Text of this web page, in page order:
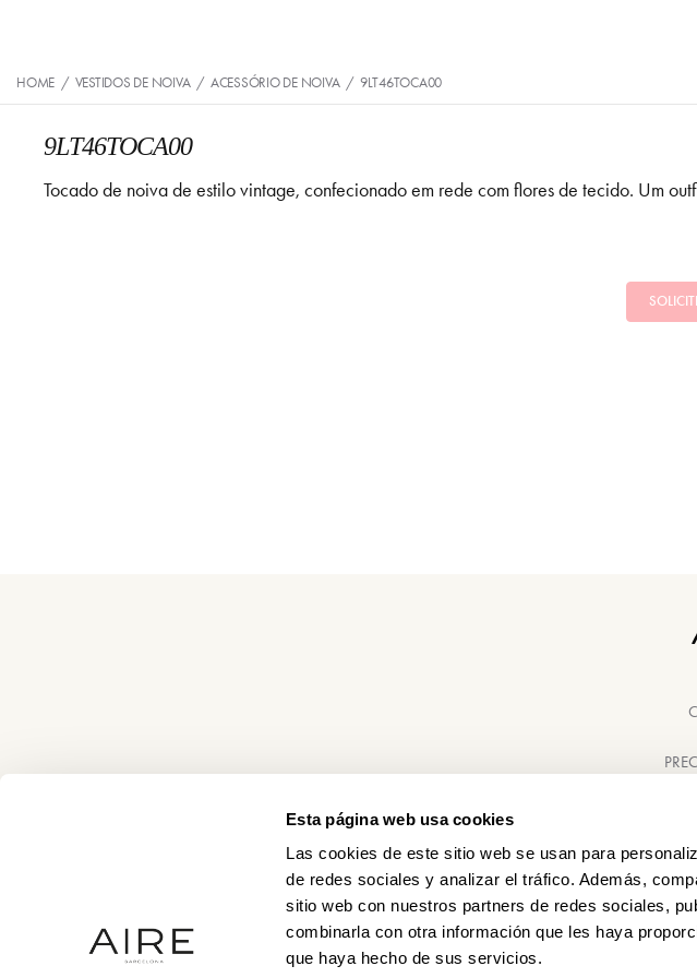
Esta página web usa cookies
Las cookies de este sitio web se usan para
de redes sociales y analizar el tráfico. Además,
sitio web con nuestros partners de redes sociales,
combinarla con otra información que les haya
que haya hecho de sus servicios.
HOME / VESTIDOS DE NOIVA / ACESSÓRIO DE NOIVA / 9LT46TOCA00
9LT46TOCA00
Tocado de noiva de estilo vintage, confecionado em rede com flores de tecido. Um